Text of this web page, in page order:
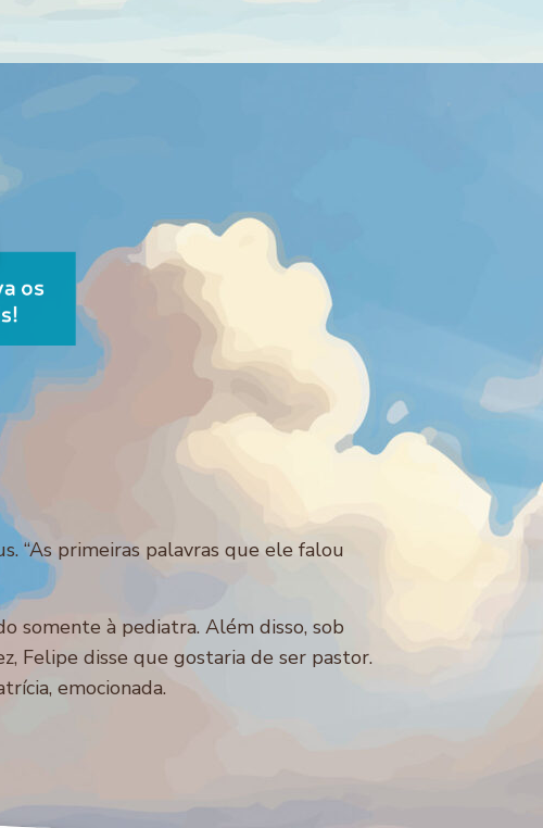
“As primeiras palavras que ele falou
somente à pediatra. Além disso, sob
Felipe disse que gostaria de ser pastor.
emocionada.